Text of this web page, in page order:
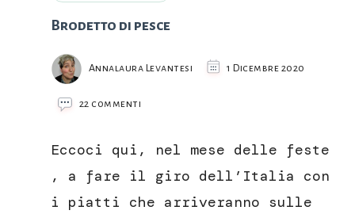
Brodetto di pesce
Annalaura Levantesi 1 Dicembre 2020
22 commenti
pesce
Eccoci qui, nel mese delle feste
, a fare il giro dell’Italia con
i piatti che arriveranno sulle